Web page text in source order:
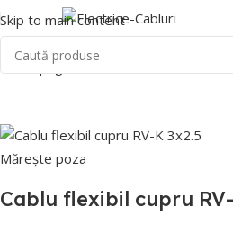
Skip to main content
Prima pagină
Mărește poza
Cablu flexibil cupru RV-